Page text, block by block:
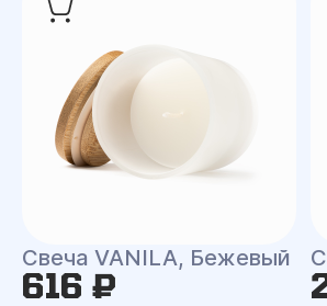
Свеча VANILA, Бежевый
616 ₽